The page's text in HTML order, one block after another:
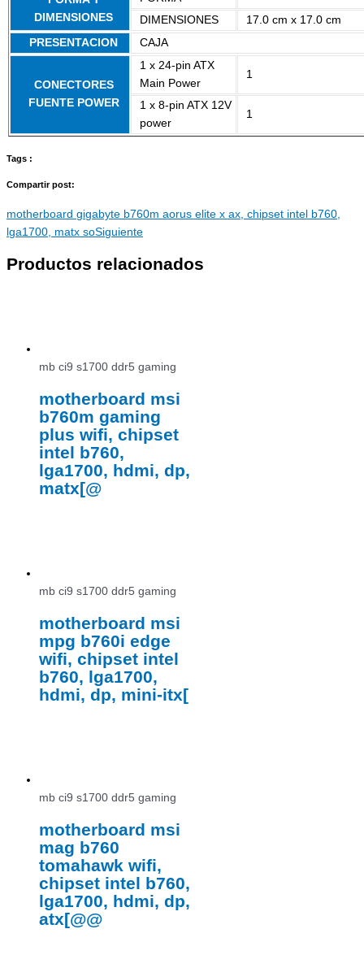
DIMENSIONES
DIMENSIONES
17.0 cm x 17.0 cm
PRESENTACION
CAJA
CONECTORES
FUENTE POWER
1 x 24-pin ATX
Main Power
1
1 x 8-pin ATX 12V
power
1
Tags :
Compartir post:
motherboard gigabyte b760m aorus elite x ax, chipset intel b760,
lga1700, matx soSiguiente
Productos relacionados
mb ci9 s1700 ddr5 gaming
motherboard msi
b760m gaming
plus wifi, chipset
intel b760,
lga1700, hdmi, dp,
matx[@
mb ci9 s1700 ddr5 gaming
motherboard msi
mpg b760i edge
wifi, chipset intel
b760, lga1700,
hdmi, dp, mini-itx[
mb ci9 s1700 ddr5 gaming
motherboard msi
mag b760
tomahawk wifi,
chipset intel b760,
lga1700, hdmi, dp,
atx[@@